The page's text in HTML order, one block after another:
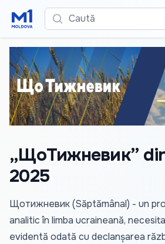
Caută
„ЩоТижневик”
2025
Щотижневик (Săptămânal) - un
analitic în limba ucraineană,
evidentă odată cu declanșarea